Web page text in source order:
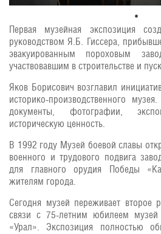
Первая музейная экспозиция
руководством Я.Б. Гиссера,
эвакуированным пороховым
участвовавшим в строительстве и
Яков Борисович возглавил
историко-производственного
документы, фотографии,
историческую ценность.
В 1992 году Музей боевой славы
военного и трудового подвига
для главного орудия Победы
жителям города.
Сегодня музей переживает
связи с 75-летним юбилеем
«Урал». Экспозиция полностью